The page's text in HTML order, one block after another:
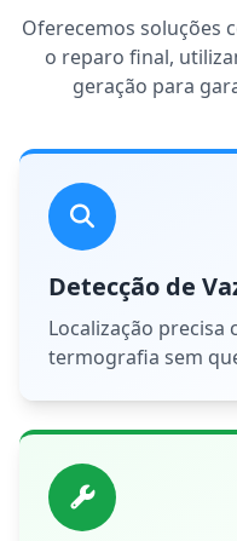
Oferecemos soluções
o reparo final,
geração para
Detecção de
Localização
termografia sem